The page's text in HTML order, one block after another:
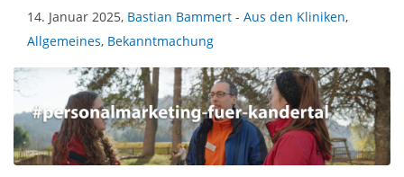
14. Januar 2025, Bastian Bammert - Aus den Kliniken,
Allgemeines, Bekanntmachung